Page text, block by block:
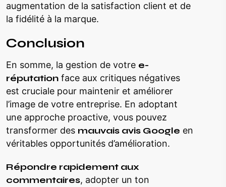
augmentation de la satisfaction client et de
la fidélité à la marque.
Conclusion
En somme, la gestion de votre e-
réputation face aux critiques négatives
est cruciale pour maintenir et améliorer
l’image de votre entreprise. En adoptant
une approche proactive, vous pouvez
transformer des mauvais avis Google en
véritables opportunités d’amélioration.
Répondre rapidement aux
commentaires, adopter un ton